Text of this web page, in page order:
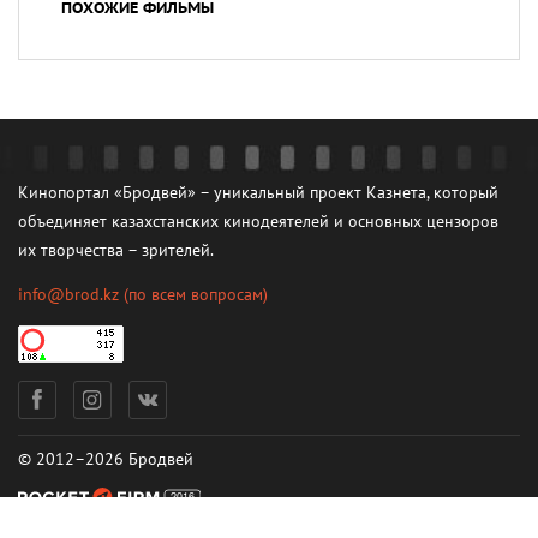
ПОХОЖИЕ ФИЛЬМЫ
Кинопортал «Бродвей» – уникальный проект Казнета, который
объединяет казахстанских кинодеятелей и основных цензоров
их творчества – зрителей.
info@brod.kz (по всем вопросам)
© 2012–2026 Бродвей